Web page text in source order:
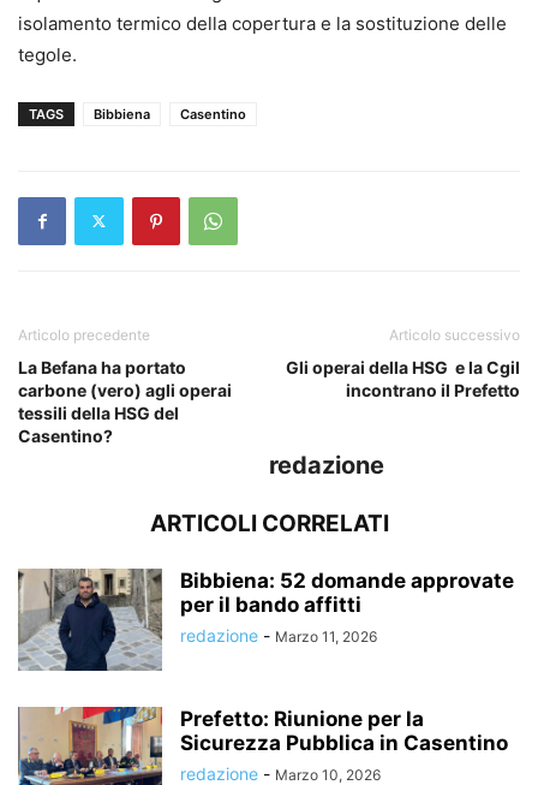
isolamento termico della copertura e la sostituzione delle
tegole.
TAGS Bibbiena Casentino
Articolo precedente
La Befana ha portato
carbone (vero) agli operai
tessili della HSG del
Casentino?
Articolo successivo
Gli operai della HSG e la Cgil
incontrano il Prefetto
redazione
ARTICOLI CORRELATI
Bibbiena: 52 domande approvate
per il bando affitti
redazione - Marzo 11, 2026
Prefetto: Riunione per la
Sicurezza Pubblica in Casentino
redazione - Marzo 10, 2026